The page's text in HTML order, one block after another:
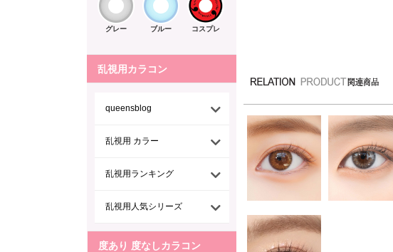
グレー ブルー コスプレ
乱視用カラコン
queensblog
乱視用 カラー
乱視用ランキング
乱視用人気シリーズ
度あり 度なしカラコン